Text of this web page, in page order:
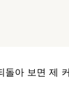
돌아 보면 제